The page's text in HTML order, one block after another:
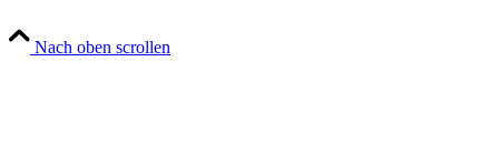
Nach oben scrollen